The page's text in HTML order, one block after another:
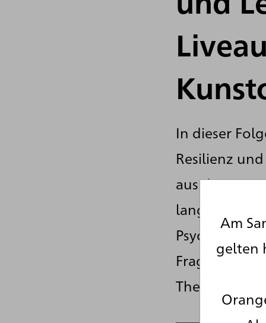
In dieser
Resilienz
aus der
langjährige
Psychologie-
Themen, die
Am
gelten